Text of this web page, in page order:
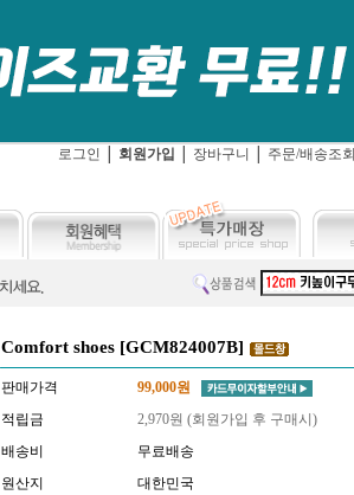
로그인 회원가입 장바구니 주문/배송조회
Comfort shoes [GCM824007B]
판매가격 99,000원
적립금
2,970원 (회원가입 후 구매시)
배송비
무료배송
원산지
대한민국